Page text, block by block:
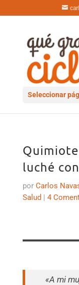
Seleccionar
luché
por Carlos
Salud | 4
«A mi